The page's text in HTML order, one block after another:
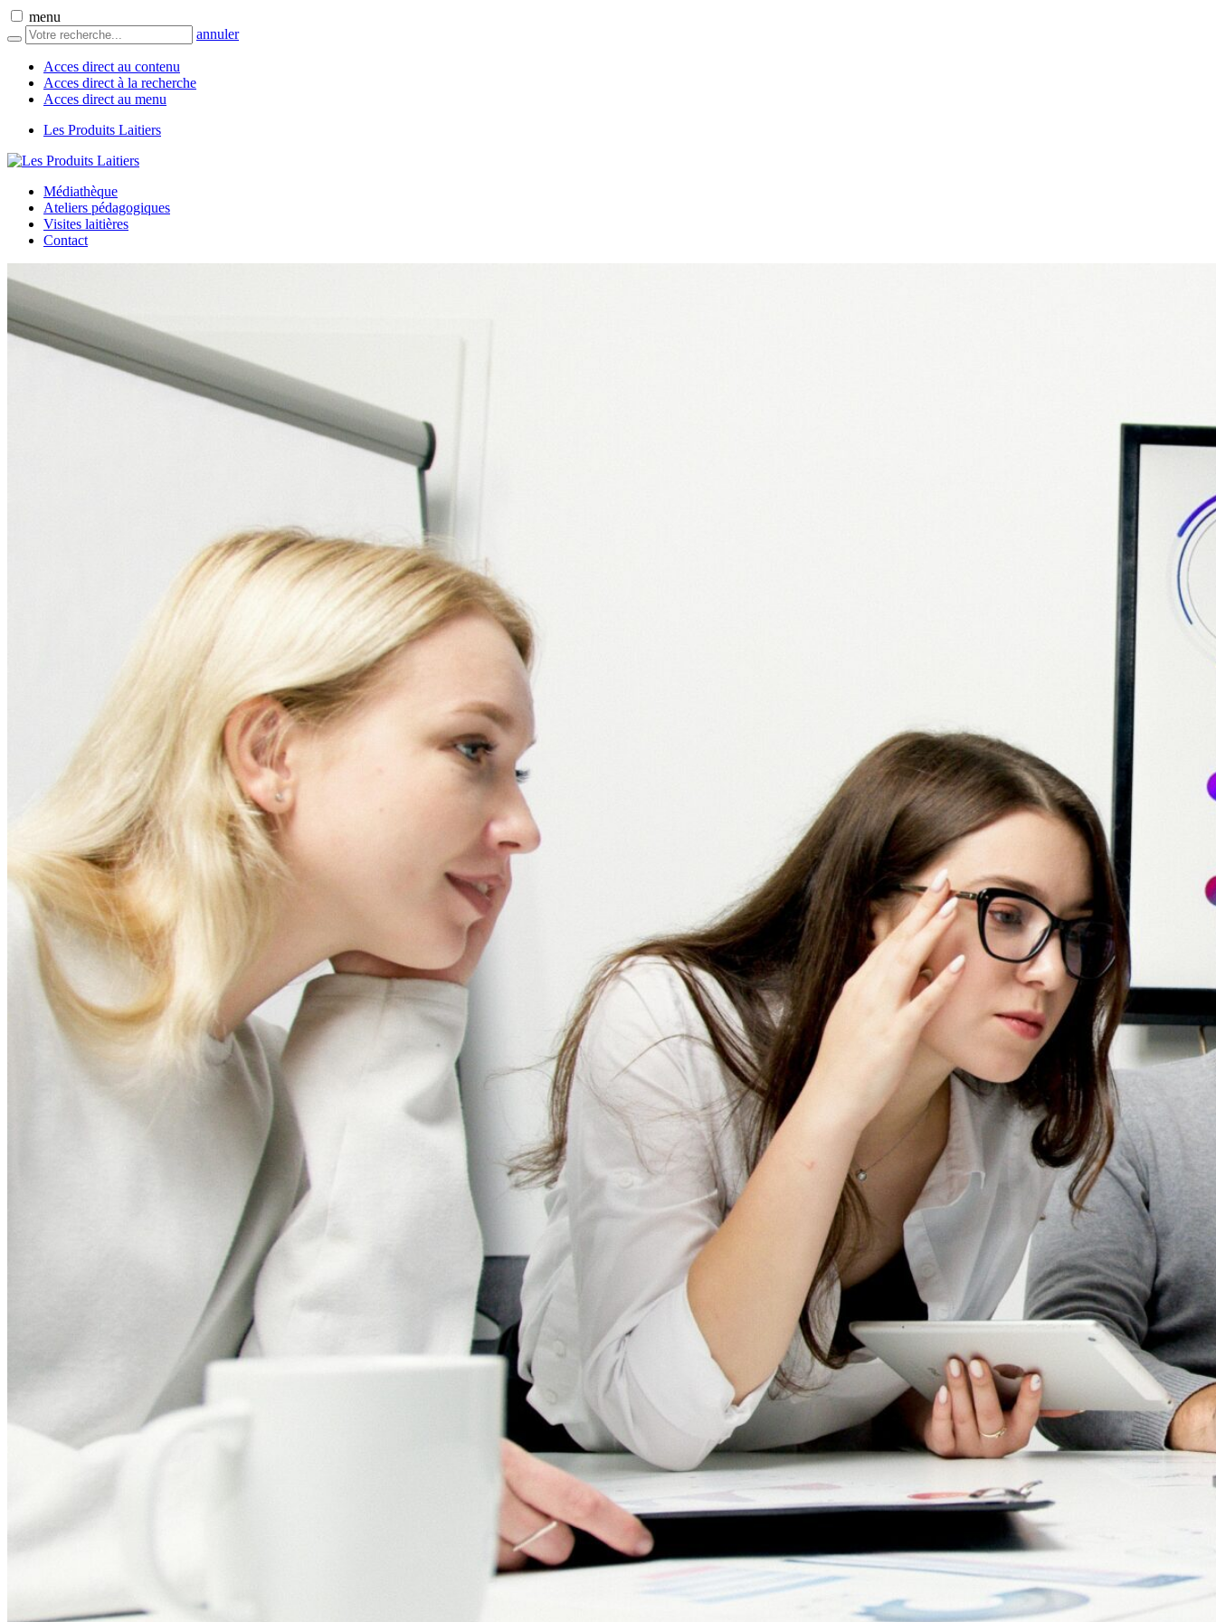
menu
annuler
Acces direct au contenu
Acces direct à la recherche
Acces direct au menu
Les Produits Laitiers
Médiathèque
Ateliers pédagogiques
Visites laitières
Contact